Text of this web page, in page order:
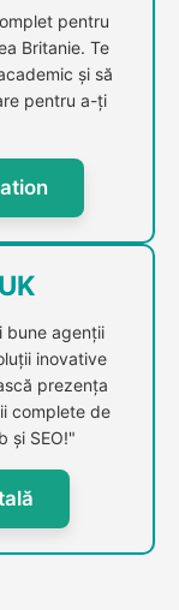
pentru
Britanie. Te
și să
pentru a-ți
bune agenții
inovative
prezența
complete de
și SEO!"